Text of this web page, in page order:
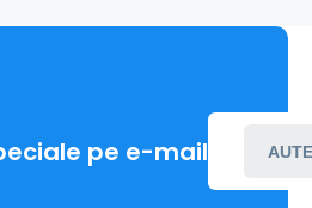
pe e-mail